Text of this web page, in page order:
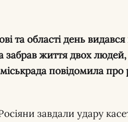
та області день
забрав життя двох людей,
повідомила про
завдали удару